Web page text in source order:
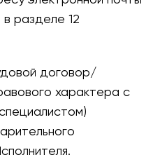
в разделе 12
договор/
характера с